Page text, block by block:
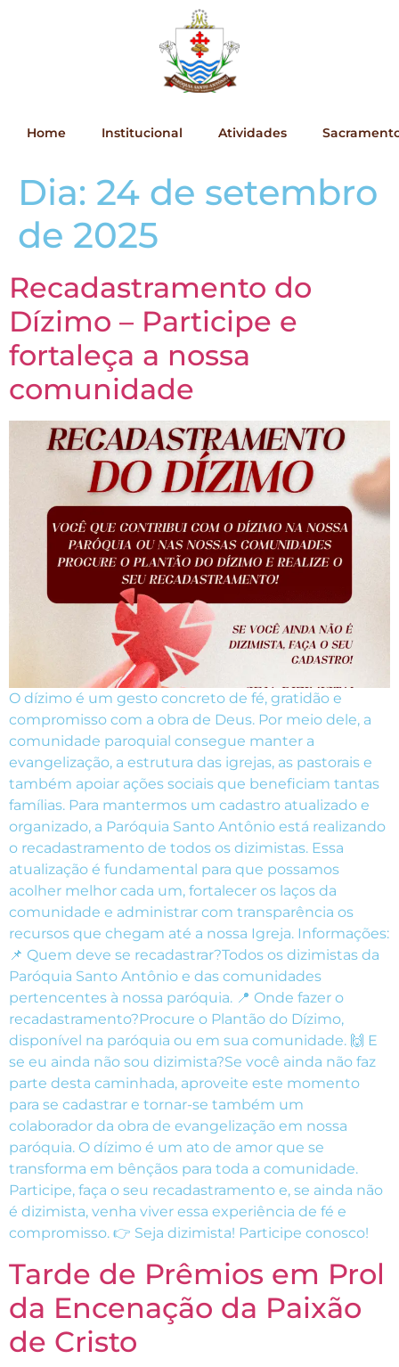
Home Institucional Atividades
Dia: 24 de setembro
de 2025
Recadastramento do
Dízimo – Participe e
fortaleça a nossa
comunidade
O dízimo é um gesto concreto de fé, gratidão e
compromisso com a obra de Deus. Por meio dele, a
comunidade paroquial consegue manter a
evangelização, a estrutura das igrejas, as pastorais e
também apoiar ações sociais que beneficiam tantas
famílias. Para mantermos um cadastro atualizado e
organizado, a Paróquia Santo Antônio está realizando
o recadastramento de todos os dizimistas. Essa
atualização é fundamental para que possamos
acolher melhor cada um, fortalecer os laços da
comunidade e administrar com transparência os
recursos que chegam até a nossa Igreja. Informações:
📌 Quem deve se recadastrar?Todos os dizimistas da
Paróquia Santo Antônio e das comunidades
pertencentes à nossa paróquia. 📍 Onde fazer o
recadastramento?Procure o Plantão do Dízimo,
disponível na paróquia ou em sua comunidade. 🙌 E
se eu ainda não sou dizimista?Se você ainda não faz
parte desta caminhada, aproveite este momento
para se cadastrar e tornar-se também um
colaborador da obra de evangelização em nossa
paróquia. O dízimo é um ato de amor que se
transforma em bênçãos para toda a comunidade.
Participe, faça o seu recadastramento e, se ainda não
é dizimista, venha viver essa experiência de fé e
compromisso. 👉 Seja dizimista! Participe conosco!
Tarde de Prêmios em Prol
da Encenação da Paixão
de Cristo